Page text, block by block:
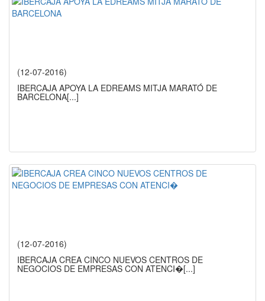
(12-07-2016)
IBERCAJA APOYA LA EDREAMS MITJA MARATÓ DE
BARCELONA[...]
(12-07-2016)
IBERCAJA CREA CINCO NUEVOS CENTROS DE
NEGOCIOS DE EMPRESAS CON ATENCI�[...]